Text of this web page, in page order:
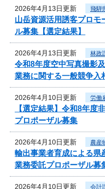
2026年4月13日更新 飛騨
山岳資源活用誘客プロモ
ル募集【選定結果】
2026年4月13日更新 林政
令和8年度空中写真撮影
業務に関する一般競争入
2026年4月10日更新 労働
【選定結果】令和8年度
プロポーザル募集
2026年4月10日更新 農産
輸出事業者育成による県
業務委託プロポーザル募
2026年4月10日更新 会計